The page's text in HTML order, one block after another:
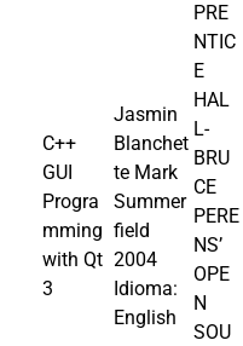
C++
GUI
Progra
mming
with Qt
3
Jasmin
Blanchet
te Mark
Summer
field
2004
Idioma:
English
PRE
NTIC
E
HAL
L-
BRU
CE
PERE
NS’
OPE
N
SOU